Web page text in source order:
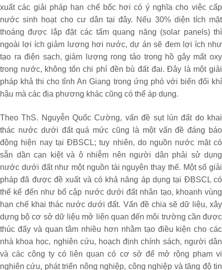
xuất các giải pháp hạn chế bốc hơi có ý nghĩa cho việc cấp
nước sinh hoạt cho cư dân tại đây. Nếu 30% diện tích mặt
thoáng được lắp đặt các tấm quang năng (solar panels) thì
ngoài lợi ích giảm lượng hơi nước, dự án sẽ đem lợi ích như
tạo ra điện sạch, giảm lượng rong tảo trong hồ gây mất oxy
trong nước, không tốn chi phí đền bù đất đai. Đây là một giải
pháp khả thi cho tỉnh An Giang trong ứng phó với biến đổi khí
hậu mà các địa phương khác cũng có thể áp dụng.
Theo ThS. Nguyễn Quốc Cường, vấn đề sụt lún đất do khai
thác nước dưới đất quá mức cũng là một vấn đề đáng báo
động hiện nay tại ĐBSCL; tuy nhiên, do nguồn nước mặt có
sẵn dần cạn kiệt và ô nhiễm nên người dân phải sử dụng
nước dưới đất như một nguồn tài nguyên thay thế. Một số giải
pháp đã được đề xuất và có khả năng áp dụng tại ĐBSCL có
thể kể đến như bổ cập nước dưới đất nhân tạo, khoanh vùng
hạn chế khai thác nước dưới đất. Vấn đề chia sẽ dữ liệu, xây
dựng bộ cơ sở dữ liệu mở liên quan đến môi trường cần được
thúc đẩy và quan tâm nhiều hơn nhằm tạo điều kiện cho các
nhà khoa học, nghiên cứu, hoạch định chính sách, người dân
và các công ty có liên quan có cơ sở để mở rộng phạm vi
nghiên cứu, phát triển nông nghiệp, công nghiệp và tăng độ tin